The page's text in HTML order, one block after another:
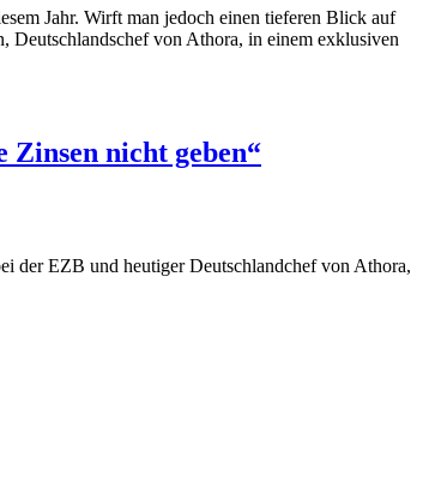
Jahr. Wirft man jedoch einen tieferen Blick auf
Deutschlandschef von Athora, in einem exklusiven
nicht geben“
der EZB und heutiger Deutschlandchef von Athora,